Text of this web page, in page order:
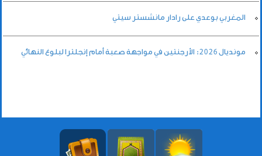
المغربي بوعدي على رادار مانشستر سيتي
مونديال 2026: الأرجنتين في مواجهة صعبة أمام إنجلترا لبلوغ النهائي